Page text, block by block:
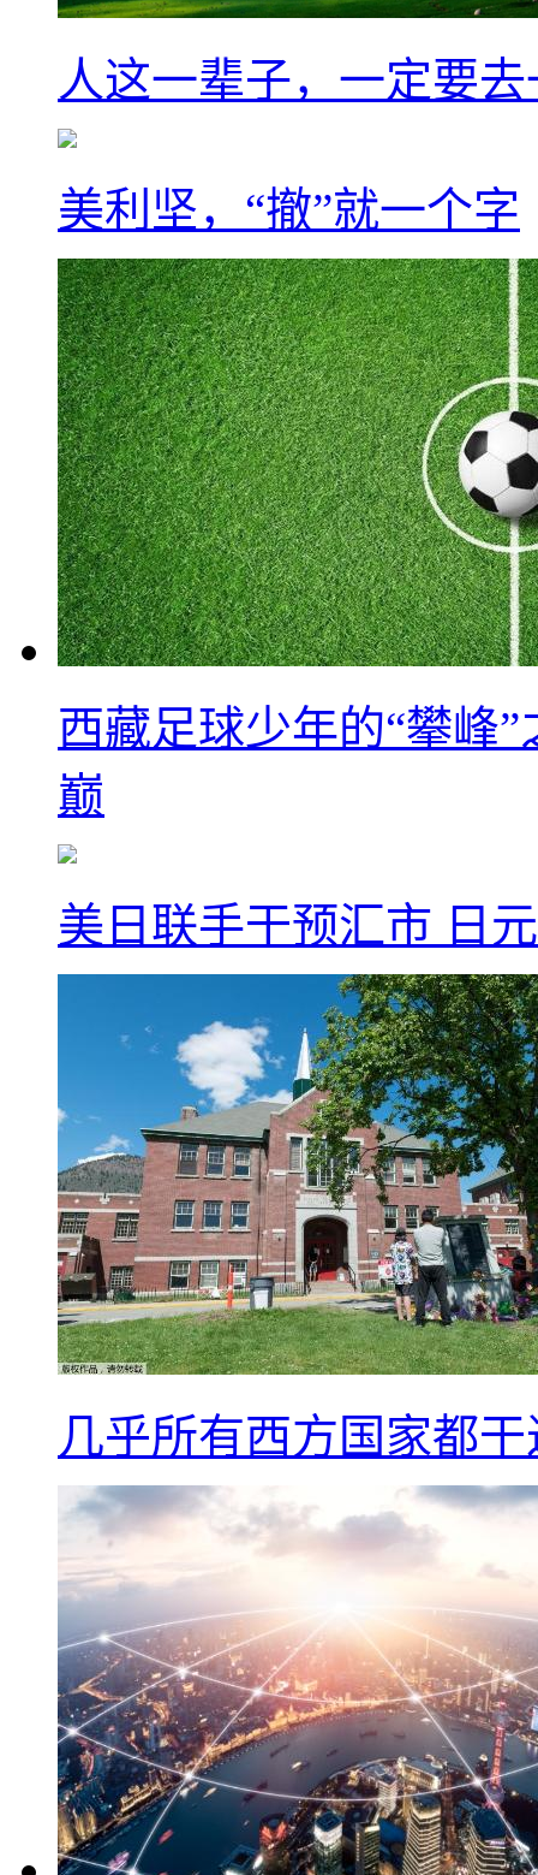
人这一辈子，一定要
美利坚，“撤”就一个字
西藏足球少年的“攀峰
巅
美日联手干预汇市 日
几乎所有西方国家都